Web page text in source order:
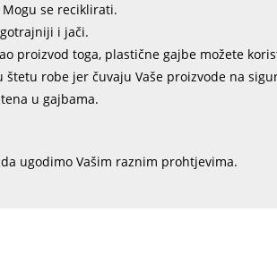
se reciklirati.
i jači.
proizvod toga, plastične gajbe možete
robe jer čuvaju Vaše proizvode na
u gajbama.
ugodimo Vašim raznim prohtjevima.